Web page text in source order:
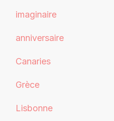
imaginaire
anniversaire
Canaries
Grèce
Lisbonne